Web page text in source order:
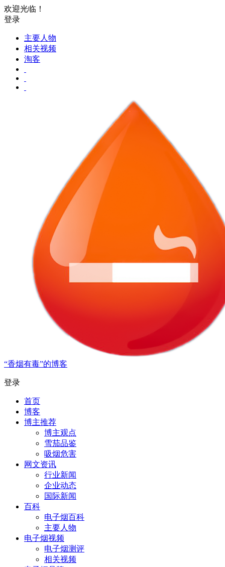
欢迎光临！
登录
主要人物
相关视频
淘客
“香烟有毒”的博客
登录
首页
博客
博主推荐
博主观点
雪茄品鉴
吸烟危害
网文资讯
行业新闻
企业动态
国际新闻
百科
电子烟百科
主要人物
电子烟视频
电子烟测评
相关视频